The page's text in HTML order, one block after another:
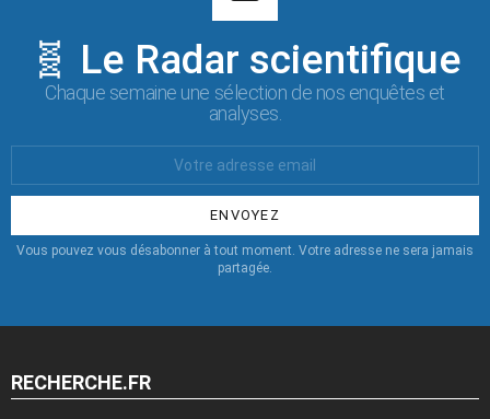
🧬 Le Radar scientifique
Chaque semaine une sélection de nos enquêtes et
analyses.
:
Vous pouvez vous désabonner à tout moment. Votre adresse ne sera jamais
partagée.
RECHERCHE.FR